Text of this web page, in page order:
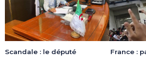
Scandale : le député
France :